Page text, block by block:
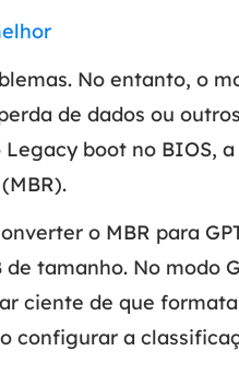
No entanto, o
de dados ou
boot no BIOS,
o MBR para
tamanho. No modo
ciente de que
configurar a